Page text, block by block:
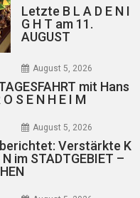
Letzte B L A D E N I
G H T am 11.
AUGUST
August 5, 2026
mit Hans
S E N H E I M
August 5, 2026
berichtet: Verstärkte K
N im STADTGEBIET –